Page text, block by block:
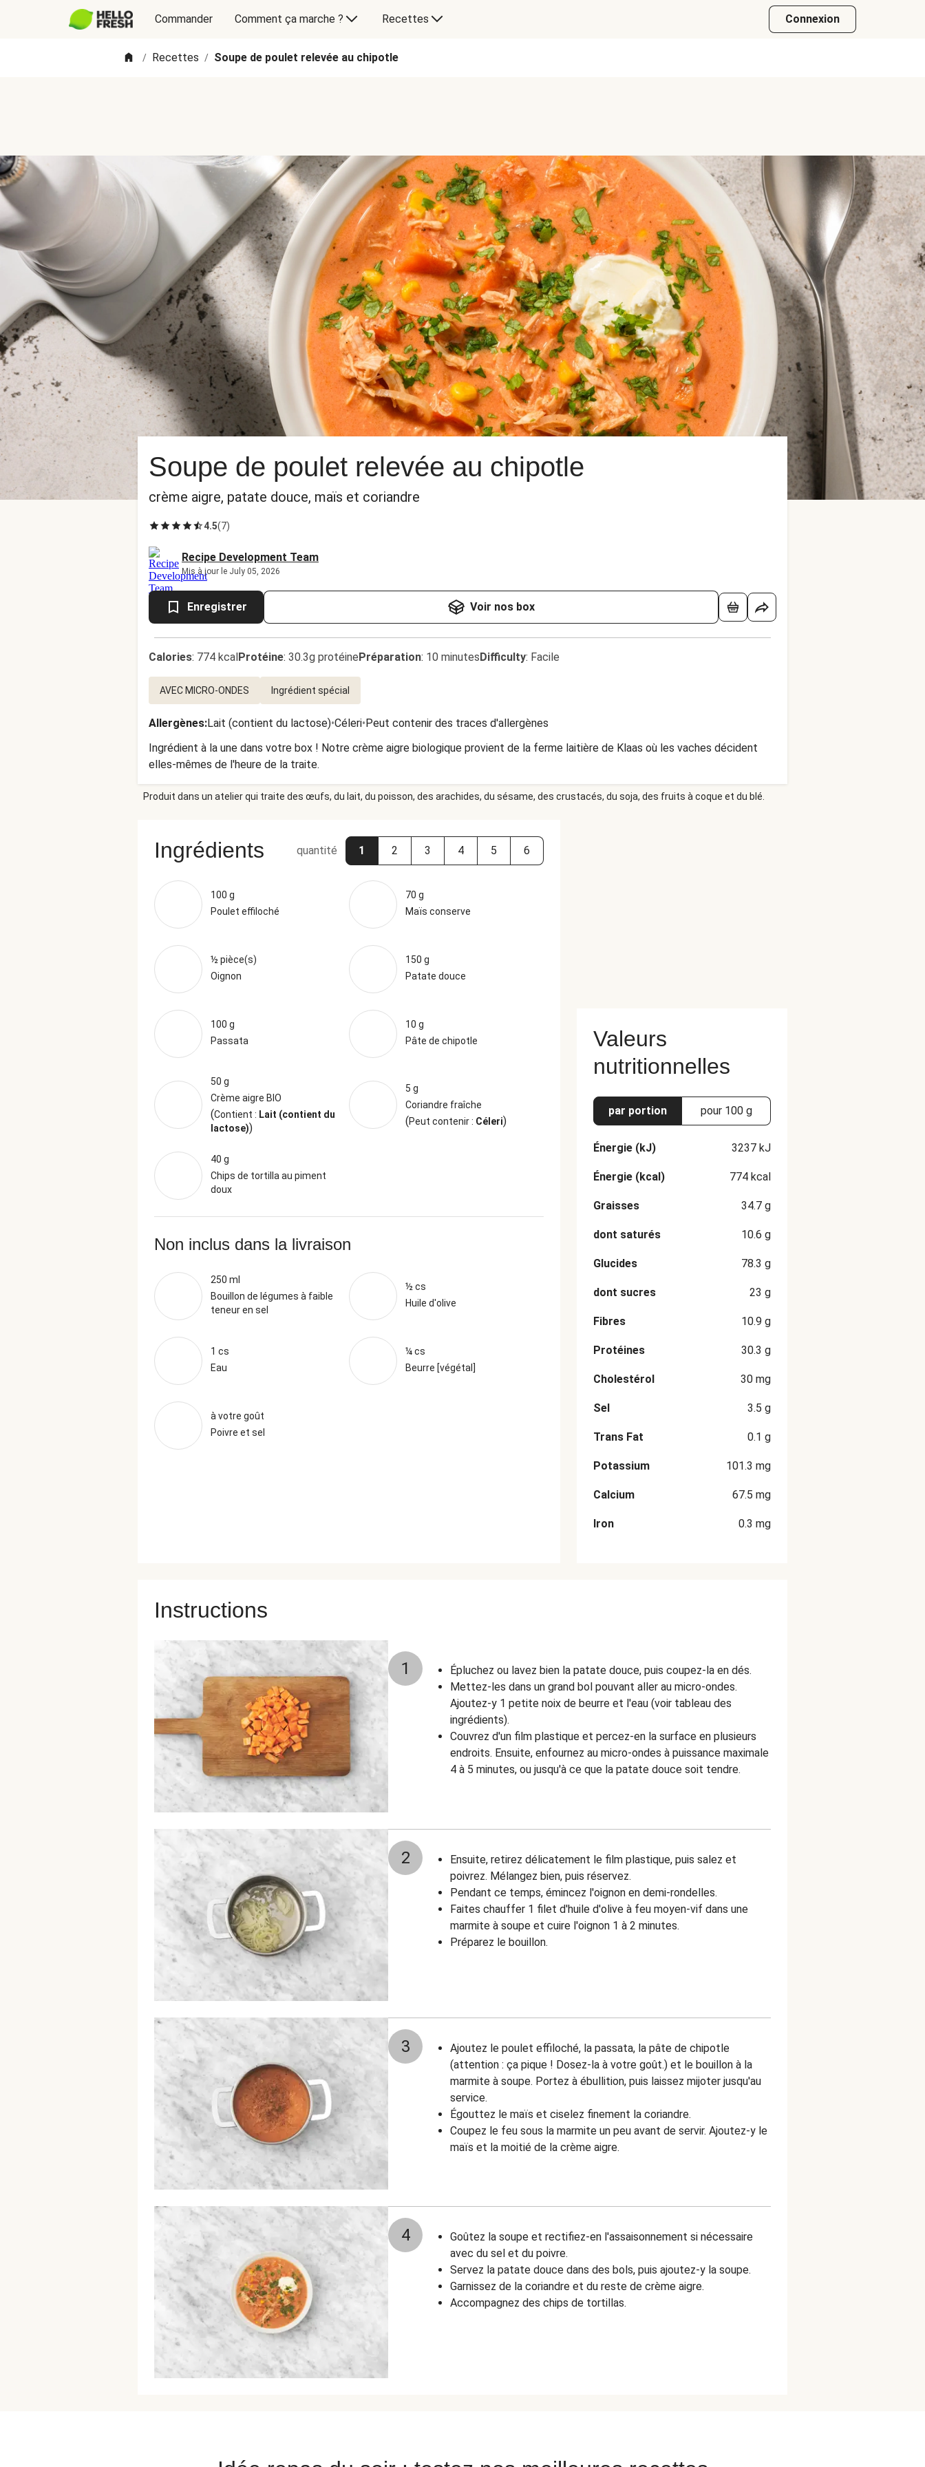
Commander Comment ça marche ? Recettes Connexion
/ Recettes / Soupe de poulet relevée au chipotle
Soupe de poulet relevée au chipotle
crème aigre, patate douce, maïs et coriandre
4.5(7)
Recipe Development Team
Mis à jour le July 05, 2026
Enregistrer Voir nos box
Calories: 774 kcalProtéine: 30.3g protéinePréparation: 10 minutesDifficulty: Facile
AVEC MICRO-ONDES Ingrédient spécial
Allergènes:Lait (contient du lactose)•Céleri•Peut contenir des traces d'allergènes
Ingrédient à la une dans votre box ! Notre crème aigre biologique provient de la ferme laitière de Klaas où les vaches décident
elles-mêmes de l'heure de la traite.
Produit dans un atelier qui traite des œufs, du lait, du poisson, des arachides, du sésame, des crustacés, du soja, des fruits à coque et du blé.
Ingrédients quantité 1 2 3 4 5 6
100 g
Poulet effiloché
70 g
Maïs conserve
½ pièce(s)
Oignon
150 g
Patate douce
100 g
Passata
10 g
Pâte de chipotle
50 g
Crème aigre BIO
(Contient : Lait (contient du
lactose))
5 g
Coriandre fraîche
(Peut contenir : Céleri)
40 g
Chips de tortilla au piment
doux
Non inclus dans la livraison
250 ml
Bouillon de légumes à faible
teneur en sel
½ cs
Huile d'olive
1 cs
Eau
¼ cs
Beurre [végétal]
à votre goût
Poivre et sel
Valeurs
nutritionnelles
par portion pour 100 g
Énergie (kJ) 3237 kJ
Énergie (kcal) 774 kcal
Graisses 34.7 g
dont saturés 10.6 g
Glucides 78.3 g
dont sucres 23 g
Fibres 10.9 g
Protéines 30.3 g
Cholestérol 30 mg
Sel 3.5 g
Trans Fat 0.1 g
Potassium 101.3 mg
Calcium 67.5 mg
Iron 0.3 mg
Instructions
1
Épluchez ou lavez bien la patate douce, puis coupez-la en dés.
Mettez-les dans un grand bol pouvant aller au micro-ondes.
Ajoutez-y 1 petite noix de beurre et l'eau (voir tableau des
ingrédients).
Couvrez d'un film plastique et percez-en la surface en plusieurs
endroits. Ensuite, enfournez au micro-ondes à puissance maximale
4 à 5 minutes, ou jusqu'à ce que la patate douce soit tendre.
2
Ensuite, retirez délicatement le film plastique, puis salez et
poivrez. Mélangez bien, puis réservez.
Pendant ce temps, émincez l'oignon en demi-rondelles.
Faites chauffer 1 filet d'huile d'olive à feu moyen-vif dans une
marmite à soupe et cuire l'oignon 1 à 2 minutes.
Préparez le bouillon.
3
Ajoutez le poulet effiloché, la passata, la pâte de chipotle
(attention : ça pique ! Dosez-la à votre goût.) et le bouillon à la
marmite à soupe. Portez à ébullition, puis laissez mijoter jusqu'au
service.
Égouttez le maïs et ciselez finement la coriandre.
Coupez le feu sous la marmite un peu avant de servir. Ajoutez-y le
maïs et la moitié de la crème aigre.
4
Goûtez la soupe et rectifiez-en l'assaisonnement si nécessaire
avec du sel et du poivre.
Servez la patate douce dans des bols, puis ajoutez-y la soupe.
Garnissez de la coriandre et du reste de crème aigre.
Accompagnez des chips de tortillas.